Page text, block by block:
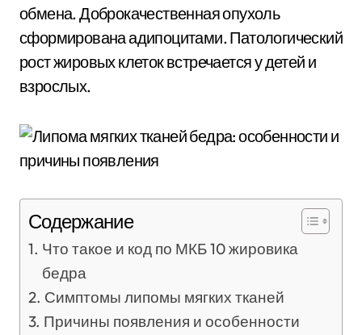
обмена. Доброкачественная опухоль
сформирована адипоцитами. Патологический
рост жировых клеток встречается у детей и
взрослых.
Содержание
Что такое и код по МКБ 10 жировика
бедра
Симптомы липомы мягких тканей
Причины появления и особенности